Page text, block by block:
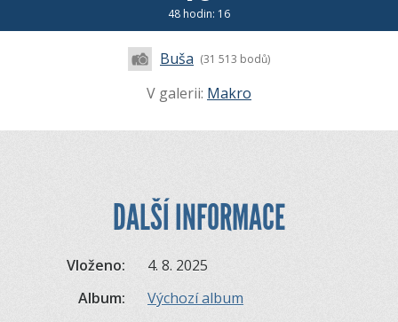
48 hodin: 16
Buša (31 513 bodů)
V galerii: Makro
DALŠÍ INFORMACE
Vloženo:
4. 8. 2025
Album:
Výchozí album